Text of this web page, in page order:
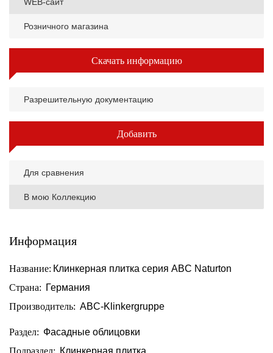
Розничного магазина
Скачать информацию
Разрешительную документацию
Добавить
Для сравнения
В мою Коллекцию
Информация
Название: Клинкерная плитка серия ABC Naturton
Страна: Германия
Производитель: ABC-Klinkergruppe
Раздел: Фасадные облицовки
Подраздел: Клинкерная плитка